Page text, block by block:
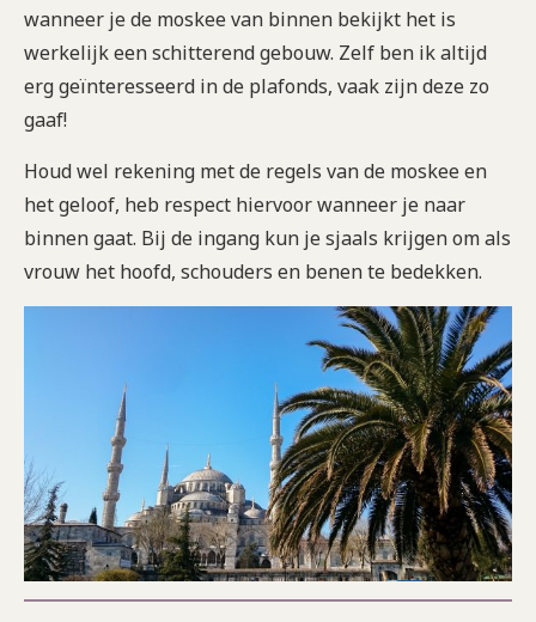
wanneer je de moskee van binnen bekijkt het is
werkelijk een schitterend gebouw. Zelf ben ik altijd
erg geïnteresseerd in de plafonds, vaak zijn deze zo
gaaf!
Houd wel rekening met de regels van de moskee en
het geloof, heb respect hiervoor wanneer je naar
binnen gaat. Bij de ingang kun je sjaals krijgen om als
vrouw het hoofd, schouders en benen te bedekken.